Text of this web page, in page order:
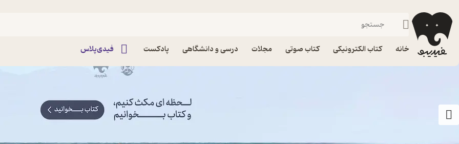
خانه کتاب الکترونیکی کتاب صوتی مجلات درسی و دانشگاهی پادکست فیدی‌پلاس